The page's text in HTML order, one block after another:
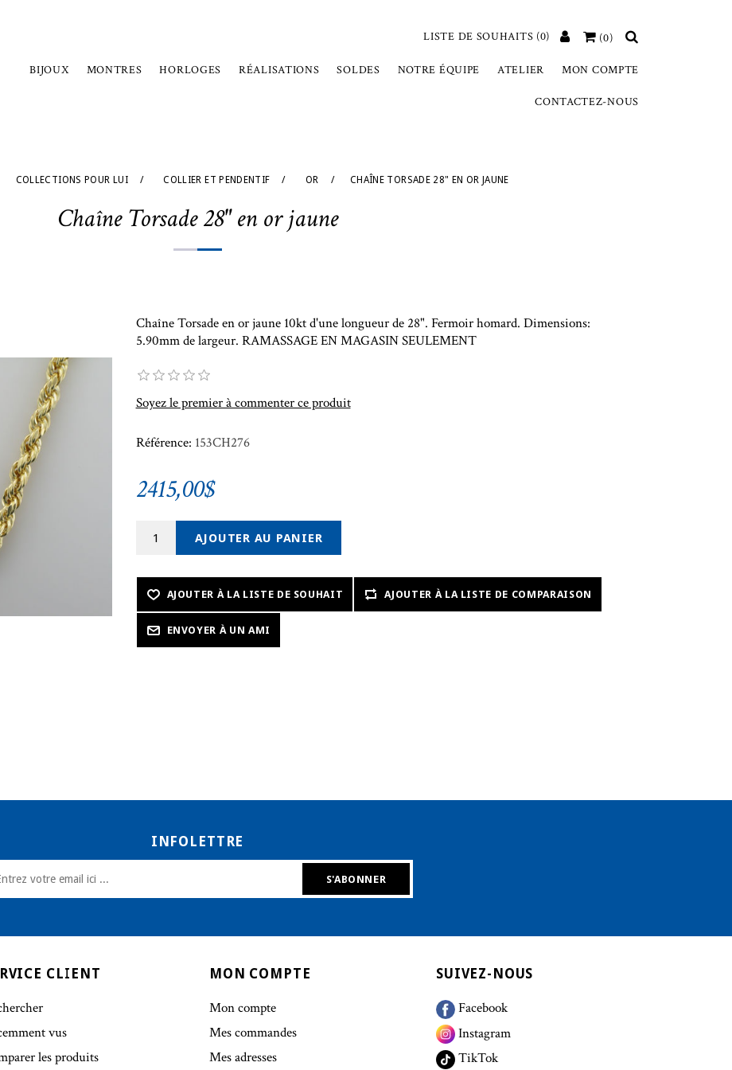
(0)
LISTE DE SOUHAITS (0)
BIJOUX MONTRES HORLOGES RÉALISATIONS SOLDES NOTRE ÉQUIPE ATELIER MON COMPTE
CONTACTEZ-NOUS
COLLECTIONS POUR LUI / COLLIER ET PENDENTIF / OR / CHAÎNE TORSADE 28" EN OR JAUNE
Chaîne Torsade 28" en or jaune
Chaîne Torsade en or jaune 10kt d'une longueur de 28". Fermoir homard. Dimensions:
5.90mm de largeur. RAMASSAGE EN MAGASIN SEULEMENT
Soyez le premier à commenter ce produit
Référence: 153CH276
2415,00$
INFOLETTRE
CLIENT
vus
les produits
MON COMPTE
Mon compte
Mes commandes
Mes adresses
SUIVEZ-NOUS
Facebook
Instagram
TikTok